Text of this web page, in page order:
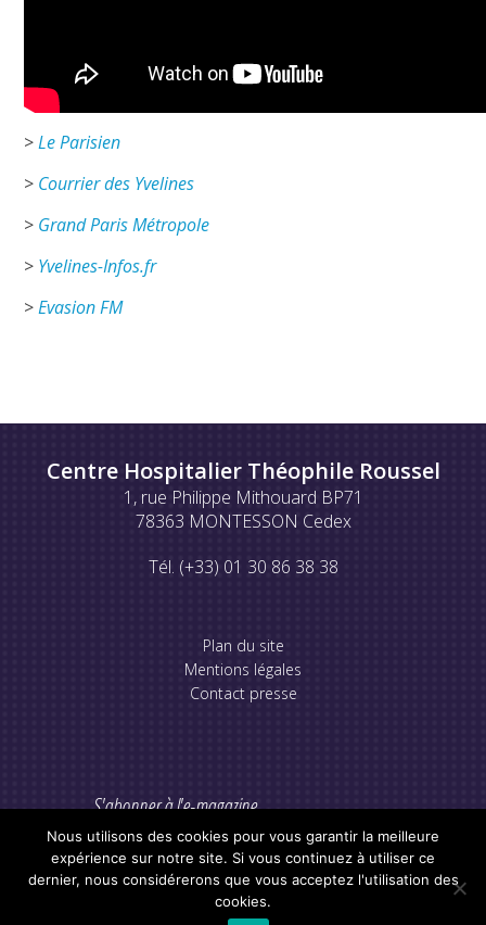
>Le Parisien
> Courrier des Yvelines
> Grand Paris Métropole
> Yvelines-Infos.fr
>Evasion FM
Centre Hospitalier Théophile Roussel
1, rue Philippe Mithouard BP71
78363 MONTESSON Cedex
Tél. (+33) 01 30 86 38 38
Plan du site
Mentions légales
Contact presse
S'abonner à l'e-magazine
Nous utilisons des cookies pour vous garantir la meilleure
expérience sur notre site. Si vous continuez à utiliser ce
dernier, nous considérerons que vous acceptez l'utilisation des
cookies.